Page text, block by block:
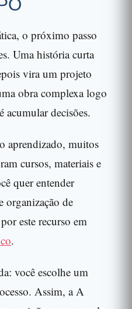
o próximo passo
Uma história curta
vira um projeto
obra complexa logo
acumular decisões.
aprendizado, muitos
cursos, materiais e
quer entender
organização de
este recurso em
.
você escolhe um
Assim, a A